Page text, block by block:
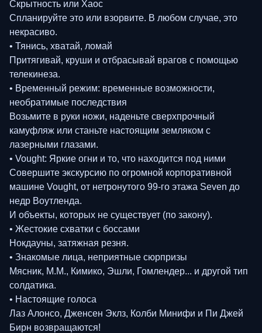
Скрытность или Хаос
Спланируйте это или взорвите. В любом случае, это
некрасиво.
• Тянись, хватай, ломай
Притягивай, круши и отбрасывай врагов с помощью
телекинеза.
• Временный режим: временные возможности,
необратимые последствия
Возьмите в руки ножи, наденьте сверхпрочный
камуфляж или станьте настоящим земляком с
лазерными глазами.
• Vought: Яркие огни и то, что находится под ними
Совершите экскурсию по огромной корпоративной
машине Vought, от нетронутого 99-го этажа Seven до
недр Воутленда.
И объекты, которых не существует (по закону).
• Жестокие схватки с боссами
Нокдауны, затяжная резня.
• Знакомые лица, неприятные сюрпризы
Мясник, М.М., Кимико, Эшли, Гомлендер... и другой тип
солдатика.
• Настоящие голоса
Лаз Алонсо, Дженсен Эклз, Колби Минифи и Пи Джей
Бирн возвращаются!